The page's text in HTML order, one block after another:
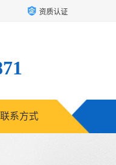
资质认证
联系方式